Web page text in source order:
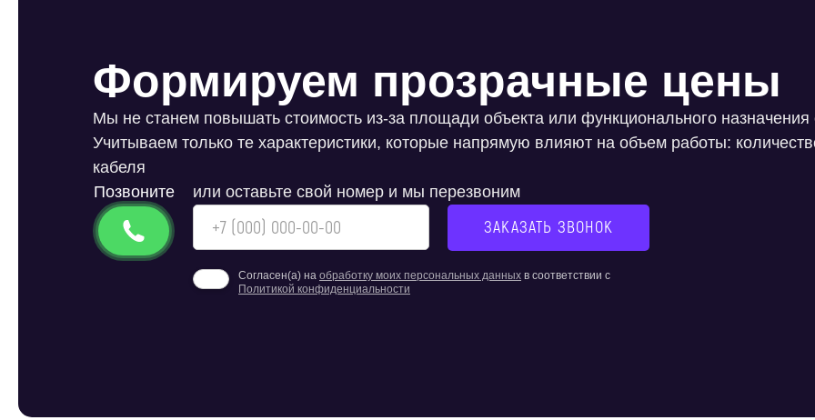
Формируем прозрачные цены
Мы не станем повышать стоимость из-за площади объекта или функционального назначения
Учитываем только те характеристики, которые напрямую влияют на объем работы:
кабеля
Позвоните
или оставьте свой номер и мы перезвоним
Согласен(а) на обработку моих персональных данных в соответствии с
Политикой конфиденциальности